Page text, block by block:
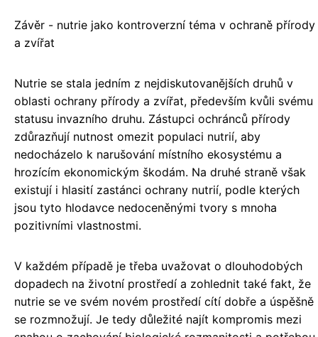
Závěr - nutrie jako kontroverzní téma v ochraně přírody
a zvířat
Nutrie se stala jedním z nejdiskutovanějších druhů v
oblasti ochrany přírody a zvířat, především kvůli svému
statusu invazního druhu. Zástupci ochránců přírody
zdůrazňují nutnost omezit populaci nutrií, aby
nedocházelo k narušování místního ekosystému a
hrozícím ekonomickým škodám. Na druhé straně však
existují i hlasití zastánci ochrany nutrií, podle kterých
jsou tyto hlodavce nedoceněnými tvory s mnoha
pozitivními vlastnostmi.
V každém případě je třeba uvažovat o dlouhodobých
dopadech na životní prostředí a zohlednit také fakt, že
nutrie se ve svém novém prostředí cítí dobře a úspěšně
se rozmnožují. Je tedy důležité najít kompromis mezi